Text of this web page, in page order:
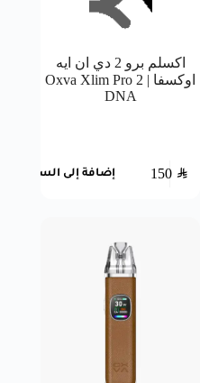
اكسلم برو 2 دي ان ايه
اوكسفا | Oxva Xlim Pro 2
DNA
150 SAR إضافة إلى السلة